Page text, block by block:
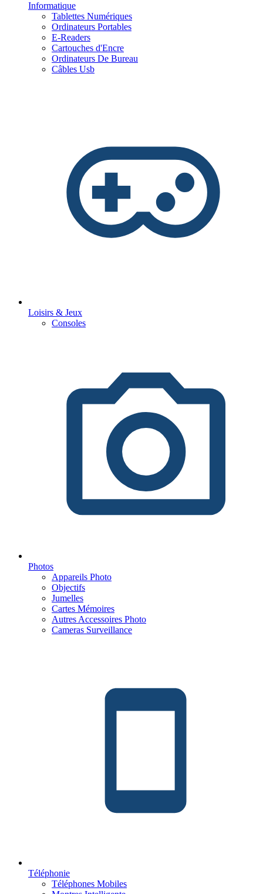
Informatique
Tablettes Numériques
Ordinateurs Portables
E-Readers
Cartouches d'Encre
Ordinateurs De Bureau
Câbles Usb
Loisirs & Jeux
Consoles
Photos
Appareils Photo
Objectifs
Jumelles
Cartes Mémoires
Autres Accessoires Photo
Cameras Surveillance
Téléphonie
Téléphones Mobiles